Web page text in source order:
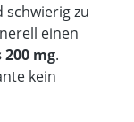
schwierig zu
einen
mg.
kein